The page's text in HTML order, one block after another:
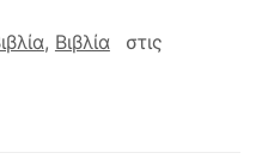
, Βιβλία στις